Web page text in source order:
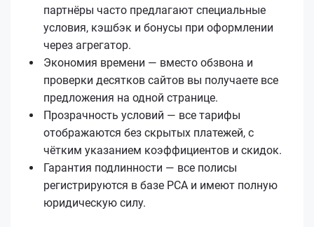
партнёры часто предлагают специальные
условия, кэшбэк и бонусы при оформлении
через агрегатор.
Экономия времени — вместо обзвона и
проверки десятков сайтов вы получаете все
предложения на одной странице.
Прозрачность условий — все тарифы
отображаются без скрытых платежей, с
чётким указанием коэффициентов и скидок.
Гарантия подлинности — все полисы
регистрируются в базе РСА и имеют полную
юридическую силу.